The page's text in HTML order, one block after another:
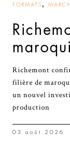
FORMATS,
Richemont
filière de
un nouvel
production
03 août 2026